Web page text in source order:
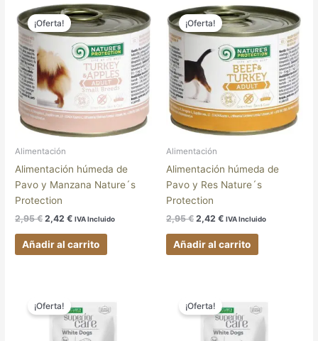
¡Oferta!
Alimentación
Alimentación húmeda de
Pavo y Manzana Nature´s
Protection
2,95€
El
precio
original
era:
2,95 €.
2,42€
El
precio
actual
es:
2,42 €.
IVA Incluido
Añadir al carrito
¡Oferta!
Alimentación
Alimentación húmeda de
Pavo y Res Nature´s
Protection
2,95€
El
precio
original
2,95 €.
2,42 €
El
precio
actual
es:
2,42 €.
IVA Incluido
Añadir al carrito
¡Oferta!
precio
original
1,95 €.
actual
es:
1,60 €.
¡Oferta!
precio
original
1,95 €.
actual
es:
1,60 €.